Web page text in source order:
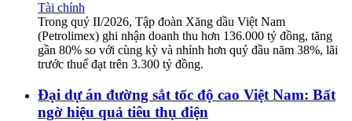
Tài chính
Trong quý II/2026, Tập đoàn Xăng dầu Việt Nam
(Petrolimex) ghi nhận doanh thu hơn 136.000 tỷ đồng, tăng
gần 80% so với cùng kỳ và nhỉnh hơn quý đầu năm 38%, lãi
trước thuế đạt trên 3.300 tỷ đồng.
Đại dự án đường sắt tốc độ cao Việt Nam: Bất
ngờ hiệu quả tiêu thụ điện